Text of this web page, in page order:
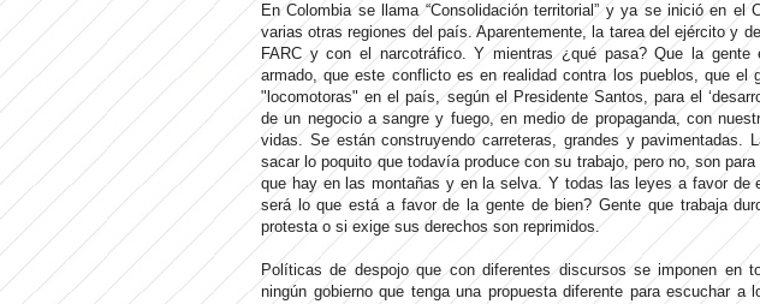
En Colombia se llama “Consolidación territorial” y ya se inició en el
varias otras regiones del país. Aparentemente, la tarea del ejército y
FARC y con el narcotráfico. Y mientras ¿qué pasa? Que la
armado, que este conflicto es en realidad contra los pueblos, que el
"locomotoras" en el país, según el Presidente Santos, para el
de un negocio a sangre y fuego, en medio de propaganda, con
vidas. Se están construyendo carreteras, grandes y pavimentadas.
sacar lo poquito que todavía produce con su trabajo, pero no, son
que hay en las montañas y en la selva. Y todas las leyes a favor de
será lo que está a favor de la gente de bien? Gente que trabaja
protesta o si exige sus derechos son reprimidos.
Políticas de despojo que con diferentes discursos se imponen en
ningún gobierno que tenga una propuesta diferente para escuchar a